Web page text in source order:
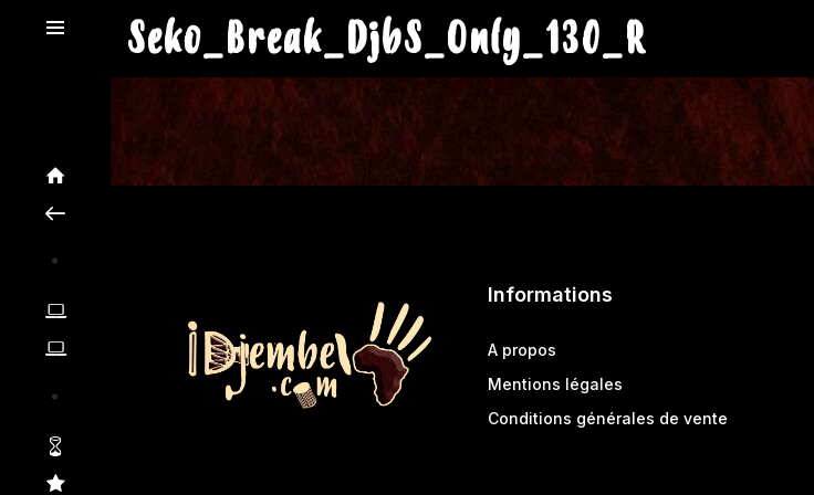
Seko_Break_DjbS_Only_130_R
Informations
A propos
Mentions légales
Conditions générales de vente